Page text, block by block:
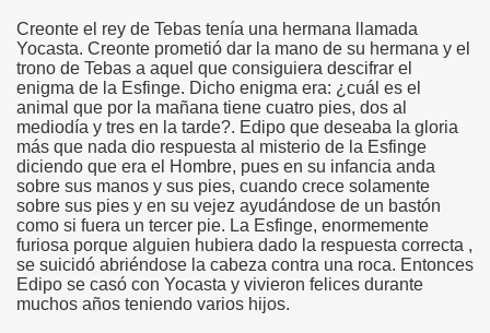
Creonte el rey de Tebas tenía una hermana llamada
Yocasta. Creonte prometió dar la mano de su hermana y el
trono de Tebas a aquel que consiguiera descifrar el
enigma de la Esfinge. Dicho enigma era: ¿cuál es el
animal que por la mañana tiene cuatro pies, dos al
mediodía y tres en la tarde?. Edipo que deseaba la gloria
más que nada dio respuesta al misterio de la Esfinge
diciendo que era el Hombre, pues en su infancia anda
sobre sus manos y sus pies, cuando crece solamente
sobre sus pies y en su vejez ayudándose de un bastón
como si fuera un tercer pie. La Esfinge, enormemente
furiosa porque alguien hubiera dado la respuesta correcta ,
se suicidó abriéndose la cabeza contra una roca. Entonces
Edipo se casó con Yocasta y vivieron felices durante
muchos años teniendo varios hijos.